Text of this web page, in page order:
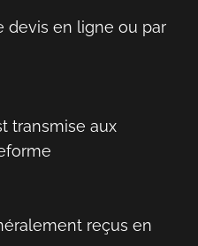
devis en ligne ou par
transmise aux
reçus en